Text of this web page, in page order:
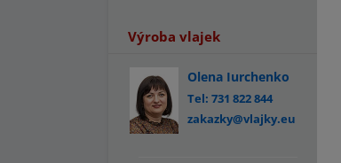
Výroba vlajek
Olena Iurchenko
Tel: 731 822 844
zakazky@vlajky.eu